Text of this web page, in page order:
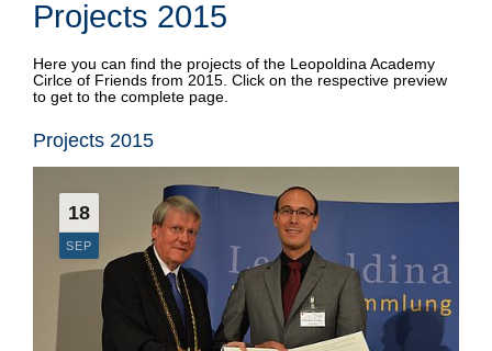
BAUSCH SCHOLARSHIP
Projects 2015
Here you can find the projects of the Leopoldina Academy
Cirlce of Friends from 2015. Click on the respective preview
to get to the complete page.
Projects 2015
18
SEP